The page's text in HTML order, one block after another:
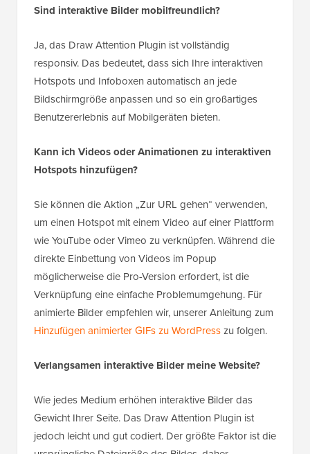
Sind interaktive Bilder mobilfreundlich?
Ja, das Draw Attention Plugin ist vollständig
responsiv. Das bedeutet, dass sich Ihre interaktiven
Hotspots und Infoboxen automatisch an jede
Bildschirmgröße anpassen und so ein großartiges
Benutzererlebnis auf Mobilgeräten bieten.
Kann ich Videos oder Animationen zu interaktiven
Hotspots hinzufügen?
Sie können die Aktion „Zur URL gehen“ verwenden,
um einen Hotspot mit einem Video auf einer Plattform
wie YouTube oder Vimeo zu verknüpfen. Während die
direkte Einbettung von Videos im Popup
möglicherweise die Pro-Version erfordert, ist die
Verknüpfung eine einfache Problemumgehung. Für
animierte Bilder empfehlen wir, unserer Anleitung zum
Hinzufügen animierter GIFs zu WordPresszu folgen.
Verlangsamen interaktive Bilder meine Website?
Wie jedes Medium erhöhen interaktive Bilder das
Gewicht Ihrer Seite. Das Draw Attention Plugin ist
jedoch leicht und gut codiert. Der größte Faktor ist die